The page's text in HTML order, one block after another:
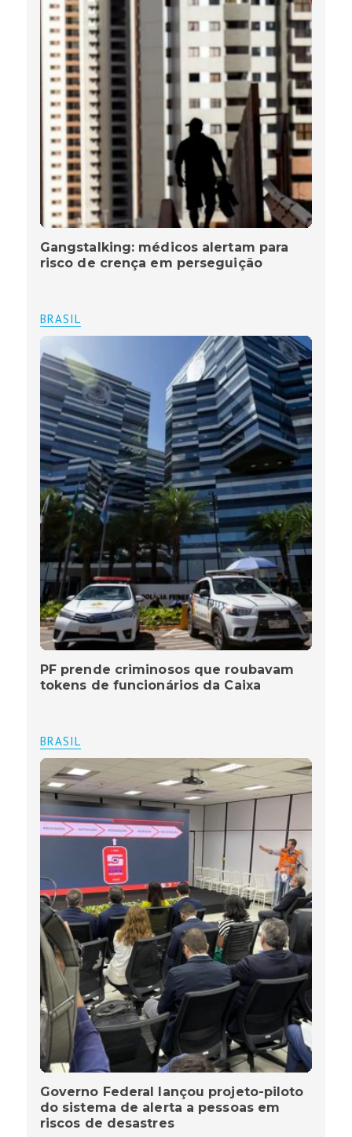
Gangstalking: médicos alertam para
risco de crença em perseguição
BRASIL
PF prende criminosos que roubavam
tokens de funcionários da Caixa
BRASIL
Governo Federal lançou projeto-piloto
do sistema de alerta a pessoas em
riscos de desastres